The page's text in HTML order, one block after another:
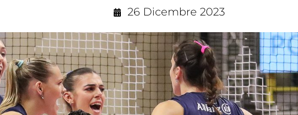
26 Dicembre 2023